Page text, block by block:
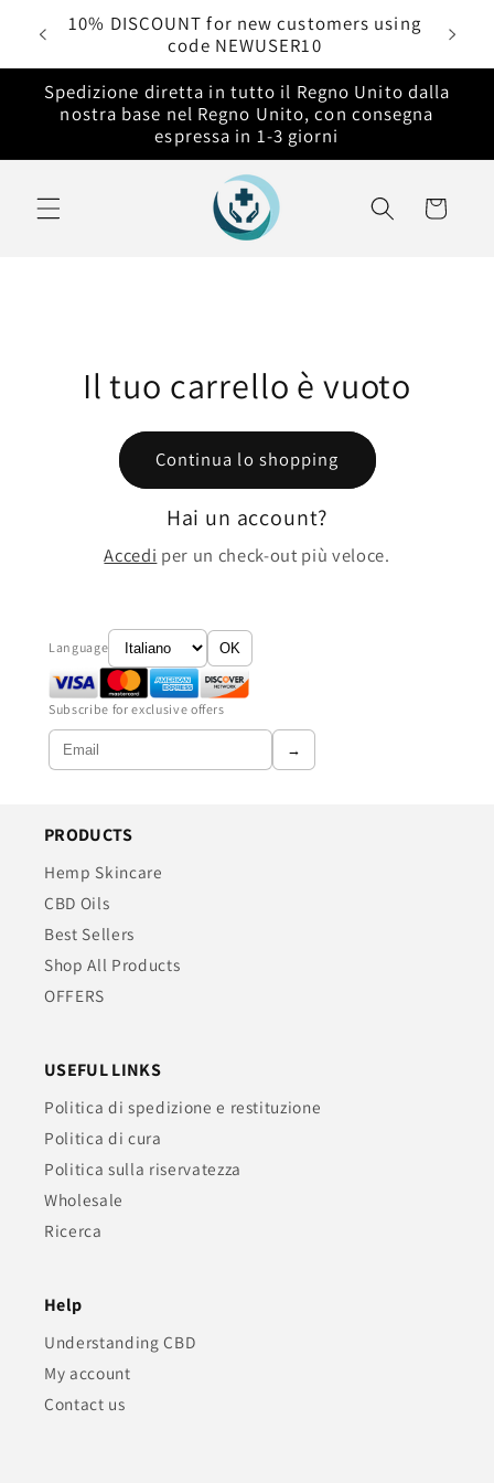
direttamente
ai contenuti
10% DISCOUNT for new customers using
code NEWUSER10
Spedizione diretta in tutto il Regno Unito dalla
nostra base nel Regno Unito, con consegna
espressa in 1-3 giorni
Carrello
Il tuo carrello è vuoto
Continua lo shopping
Hai un account?
Accedi per un check-out più veloce.
Language OK
Subscribe for exclusive offers
→
PRODUCTS
Hemp Skincare
CBD Oils
Best Sellers
Shop All Products
OFFERS
USEFUL LINKS
Politica di spedizione e restituzione
Politica di cura
Politica sulla riservatezza
Wholesale
Ricerca
Help
Understanding CBD
My account
Contact us